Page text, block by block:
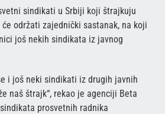
sindikati u Srbiji koji štrajkuju
održati zajednički sastanak, na koji
još nekih sindikata iz javnog
i još neki sindikati iz drugih javnih
naš štrajk“, rekao je agenciji Beta
prosvetnih radnika